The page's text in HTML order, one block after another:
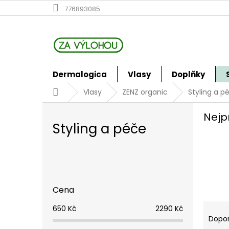
na
776893085
Dermalogica Vlasy Doplňky
DomůVlasy ZENZ organic Styling a
Styling a péče
Cena
650 Kč 2290 Kč
a